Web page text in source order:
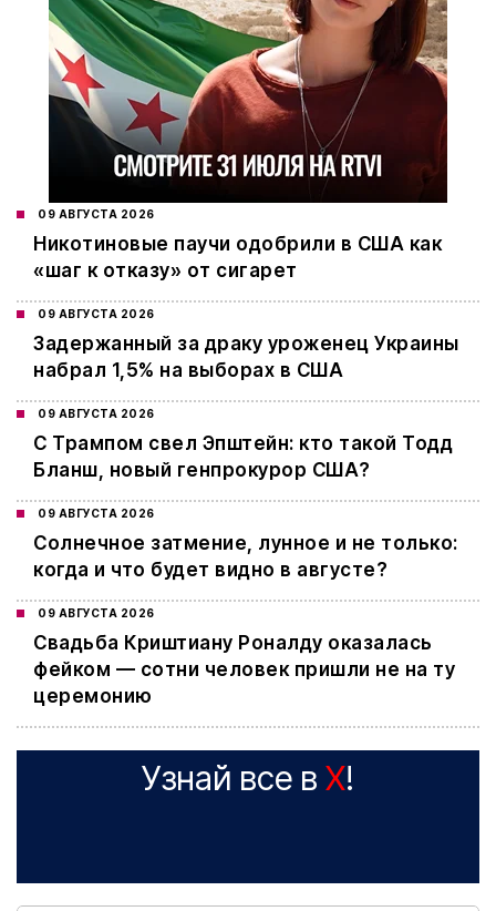
09 АВГУСТА 2026
Никотиновые паучи одобрили в США как
«шаг к отказу» от сигарет
09 АВГУСТА 2026
Задержанный за драку уроженец Украины
набрал 1,5% на выборах в США
09 АВГУСТА 2026
С Трампом свел Эпштейн: кто такой Тодд
Бланш, новый генпрокурор США?
09 АВГУСТА 2026
Cолнечное затмение, лунное и не только:
когда и что будет видно в августе?
09 АВГУСТА 2026
Свадьба Криштиану Роналду оказалась
фейком — сотни человек пришли не на ту
церемонию
Узнай все в X!